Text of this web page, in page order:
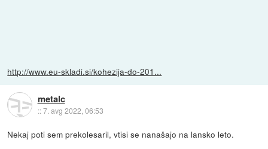
http://www.eu-skladi.si/kohezija-do-201...
metalc
::7. avg 2022, 06:53
Nekaj poti sem prekolesaril, vtisi se nanašajo na lansko leto.